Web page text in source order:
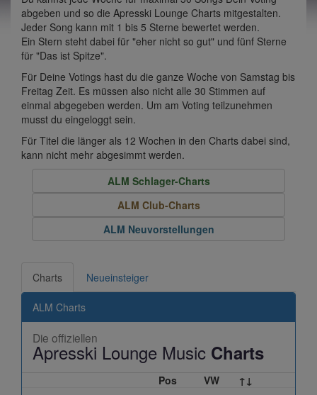
abgeben und so die Apresski Lounge Charts mitgestalten.
Jeder Song kann mit 1 bis 5 Sterne bewertet werden.
Ein Stern steht dabei für "eher nicht so gut" und fünf Sterne
für "Das ist Spitze".
Für Deine Votings hast du die ganze Woche von Samstag bis
Freitag Zeit. Es müssen also nicht alle 30 Stimmen auf
einmal abgegeben werden. Um am Voting teilzunehmen
musst du eingeloggt sein.
Für Titel die länger als 12 Wochen in den Charts dabei sind,
kann nicht mehr abgesimmt werden.
ALM Schlager-Charts
ALM Club-Charts
ALM Neuvorstellungen
Charts Neueinsteiger
ALM Charts
Die offiziellen
Apresski Lounge Music Charts
Pos VW ↑↓